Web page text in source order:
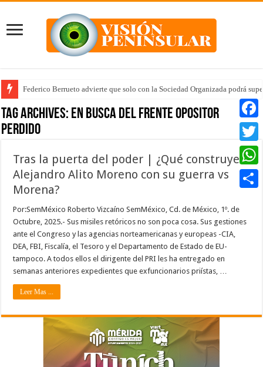
Federico Berrueto advierte que solo con la Sociedad Organizada podrá
Tag Archives: en busca del frente opositor
perdido
Tras la puerta del poder | ¿Qué construye
Alejandro Alito Moreno con su guerra vs
Morena?
Por:SemMéxico Roberto Vizcaíno SemMéxico, Cd. de México, 1º. de
Octubre, 2025.- Sus misiles retóricos no son poca cosa. Sus gestiones
ante el Congreso y las agencias norteamericanas y europeas -CIA,
DEA, FBI, Fiscalía, el Tesoro y el Departamento de Estado de EU-
tampoco. A todos ellos el dirigente del PRI les ha entregado en
semanas anteriores expedientes que exfuncionarios priístas, …
Leer Mas ...
Twitter